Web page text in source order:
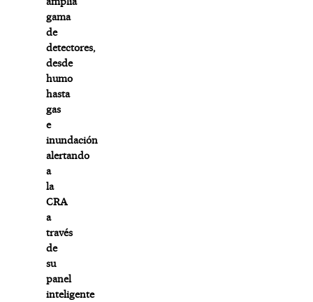
gama
de
detectores,
desde
humo
hasta
gas
e
inundación
alertando
a
la
CRA
a
través
de
su
panel
inteligente